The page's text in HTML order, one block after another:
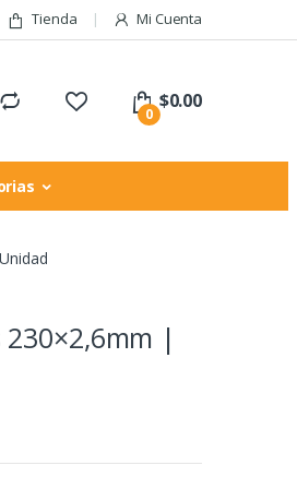
Tienda Mi Cuenta
0
$0.00
|